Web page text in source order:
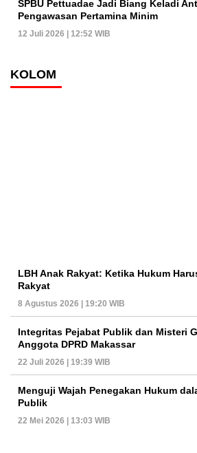
SPBU Pettuadae Jadi Biang Keladi
Pengawasan Pertamina Minim
12 Juli 2026 | 12:52 WIB
KOLOM
LBH Anak Rakyat: Ketika Hukum
Rakyat
8 Agustus 2026 | 19:20 WIB
Integritas Pejabat Publik dan Misteri
Anggota DPRD Makassar
22 Juli 2026 | 19:39 WIB
Menguji Wajah Penegakan Hukum
Publik
22 Mei 2026 | 13:03 WIB